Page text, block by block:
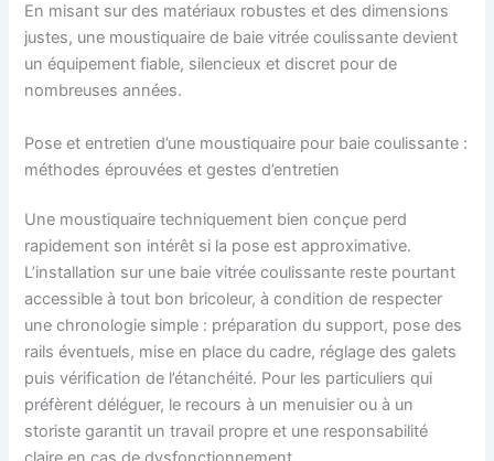
En misant sur des matériaux robustes et des dimensions
justes, une moustiquaire de baie vitrée coulissante devient
un équipement fiable, silencieux et discret pour de
nombreuses années.
Pose et entretien d’une moustiquaire pour baie coulissante :
méthodes éprouvées et gestes d’entretien
Une moustiquaire techniquement bien conçue perd
rapidement son intérêt si la pose est approximative.
L’installation sur une baie vitrée coulissante reste pourtant
accessible à tout bon bricoleur, à condition de respecter
une chronologie simple : préparation du support, pose des
rails éventuels, mise en place du cadre, réglage des galets
puis vérification de l’étanchéité. Pour les particuliers qui
préfèrent déléguer, le recours à un menuisier ou à un
storiste garantit un travail propre et une responsabilité